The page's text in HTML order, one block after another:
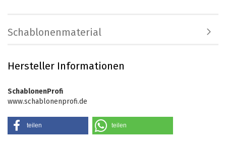
Schablonenmaterial
Hersteller Informationen
SchablonenProfi
www.schablonenprofi.de
teilen teilen